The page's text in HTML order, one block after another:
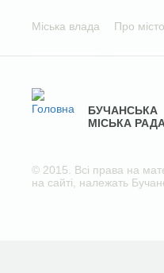
Міська влада Про місто
БУЧАНСЬКА
МІСЬКА
© 2015. Всі права на
на сайті, належать